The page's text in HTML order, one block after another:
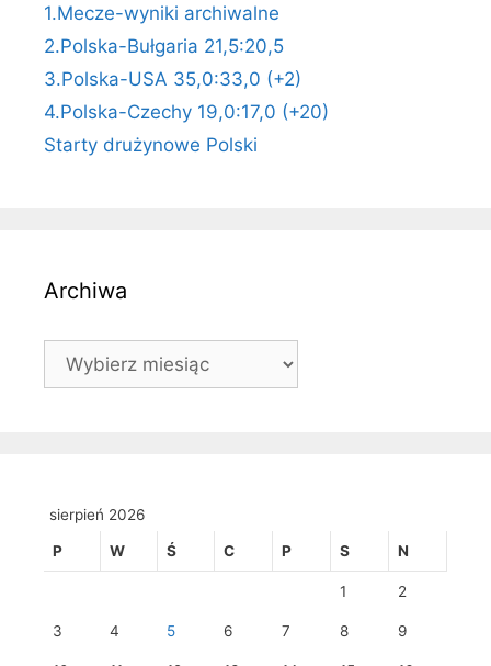
1.Mecze-wyniki archiwalne
2.Polska-Bułgaria 21,5:20,5
3.Polska-USA 35,0:33,0 (+2)
4.Polska-Czechy 19,0:17,0 (+20)
Starty drużynowe Polski
Archiwa
Archiwa
sierpień 2026
P W Ś C P S N
1 2
3 4 5 6 7 8 9